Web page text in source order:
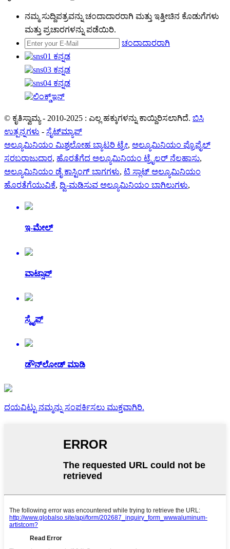
ನಮ್ಮ ಸುದ್ದಿಪತ್ರವನ್ನು ಚಂದಾದಾರರಾಗಿ ಮತ್ತು ಇತ್ತೀಚಿನ ಕೊಡುಗೆಗಳು
ಮತ್ತು ಪ್ರಚಾರಗಳನ್ನು ಪಡೆಯಿರಿ.
ಚಂದಾದಾರರಾಗಿ
© ಕೃತಿಸ್ವಾಮ್ಯ - 2010-2025 : ಎಲ್ಲ ಹಕ್ಕುಗಳನ್ನು ಕಾಯ್ದಿರಿಸಲಾಗಿದೆ. ಬಿಸಿ
ಉತ್ಪನ್ನಗಳು - ಸೈಟ್‌ಮ್ಯಾಪ್
ಅಲ್ಯೂಮಿನಿಯಂ ಮಿಶ್ರಲೋಹ ಬ್ಯಾಟರಿ ಟ್ರೇ, ಅಲ್ಯೂಮಿನಿಯಂ ಪ್ರೊಫೈಲ್
ಸರಬರಾಜುದಾರ, ಹೊರತೆಗೆದ ಅಲ್ಯೂಮಿನಿಯಂ ಟ್ರೈಲರ್ ನೆಲಹಾಸು,
ಅಲ್ಯೂಮಿನಿಯಂ ಡೈ ಕಾಸ್ಟಿಂಗ್ ಭಾಗಗಳು, ಟಿ ಸ್ಲಾಟ್ ಅಲ್ಯೂಮಿನಿಯಂ
ಹೊರತೆಗೆಯುವಿಕೆ, ದ್ವಿ-ಮಡಿಸುವ ಅಲ್ಯೂಮಿನಿಯಂ ಬಾಗಿಲುಗಳು,
ಇ-ಮೇಲ್
ವಾಟ್ಸಾಪ್
ಸ್ಕೈಪ್
ಡೌನ್‌ಲೋಡ್ ಮಾಡಿ
ದಯವಿಟ್ಟು ನಮ್ಮನ್ನು ಸಂಪರ್ಕಿಸಲು ಮುಕ್ತವಾಗಿರಿ.